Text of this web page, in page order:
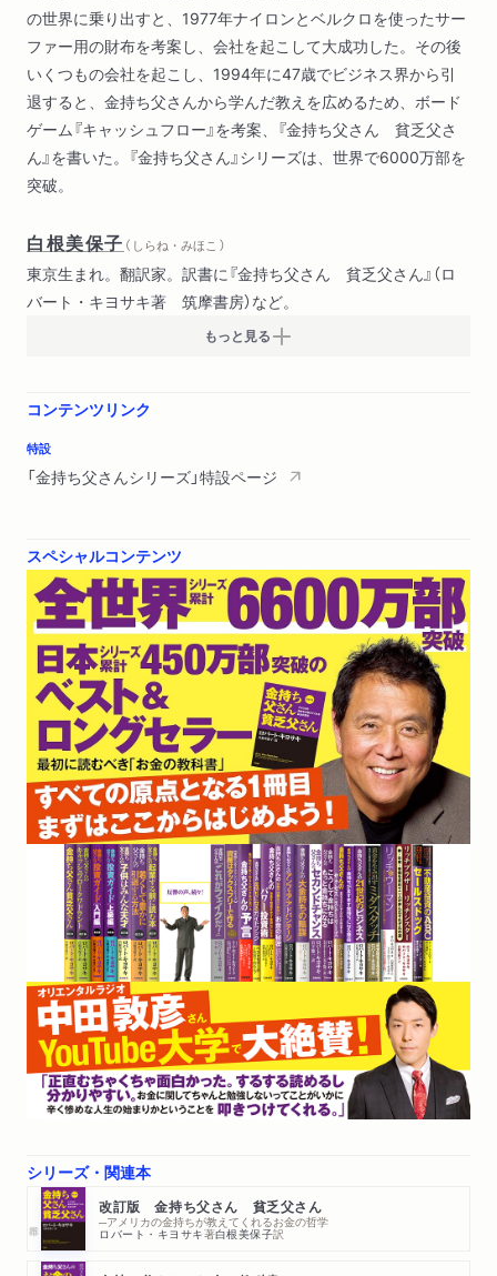
の世界に乗り出すと、1977年ナイロンとベルクロを使ったサー
ファー用の財布を考案し、会社を起こして大成功した。その後
いくつもの会社を起こし、1994年に47歳でビジネス界から引
退すると、金持ち父さんから学んだ教えを広めるため、ボード
ゲーム『キャッシュフロー』を考案、『金持ち父さん 貧乏父さ
ん』を書いた。『金持ち父さん』シリーズは、世界で6000万部を
突破。
白根美保子 （ しらね・みほこ ）
東京生まれ。翻訳家。訳書に『金持ち父さん 貧乏父さん』（ロ
バート・キヨサキ著 筑摩書房）など。
もっと見る
コンテンツリンク
特設
「金持ち父さんシリーズ」特設ページ
スペシャルコンテンツ
シリーズ・関連本
改訂版 金持ち父さん 貧乏父さん
─アメリカの金持ちが教えてくれるお金の哲学
ロバート・キヨサキ著白根美保子訳